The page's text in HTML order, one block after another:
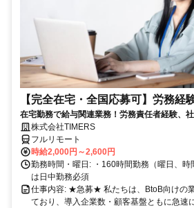
【完全在宅・全国応募可】労務経
在宅勤務で給与関連業務！労務責任者経験、
ぎたい方、注目！
株式会社TIMERS
フルリモート
時給2,000円～2,600円
勤務時間・曜日: ・160時間勤務（曜日、
は日中勤務必須
仕事内容: ★急募★ 私たちは、BtoB向けの
ており、導入企業数・顧客基盤ともに急速